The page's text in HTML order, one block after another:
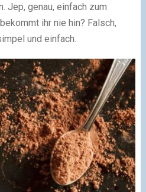
Jep, genau, einfach zum
ihr nie hin? Falsch,
und einfach.